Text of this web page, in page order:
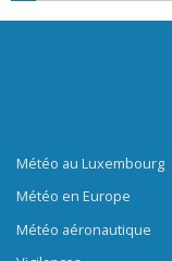
Météo au Luxembourg
Météo en Europe
Météo aéronautique